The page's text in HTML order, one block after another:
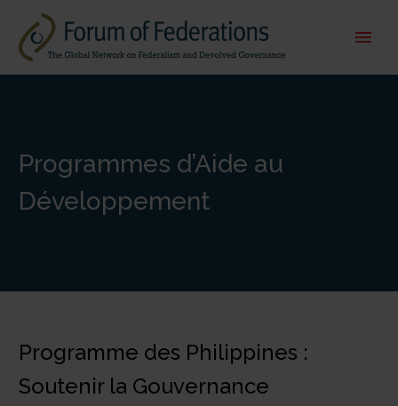
Programmes d’Aide au
Développement
Programme des Philippines :
Soutenir la Gouvernance